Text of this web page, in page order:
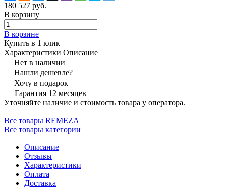
180 527 руб.
В корзину
В корзине
Купить в 1 клик
Характеристики Описание
Нет в наличии
Нашли дешевле?
Хочу в подарок
Гарантия 12 месяцев
Уточняйте наличие и стоимость товара у оператора.
Все товары REMEZA
Все товары категории
Описание
Отзывы
Характеристики
Оплата
Доставка